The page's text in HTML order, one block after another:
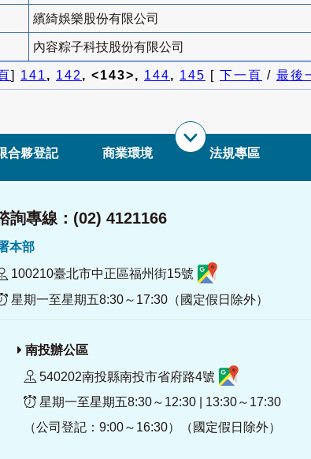
繽綺娛樂股份有限公司
內容粽子科技股份有限公司
] 141, 142, <143>, 144, 145 [ 下一頁 / 最後
合夥登記 商業環境 法規專區
詢專線：(02) 4121166
本部
100210臺北市中正區福州街15號
星期一至星期五8:30～17:30（國定假日除外）
南投辦公區
540202南投縣南投市省府路4號
星期一至星期五8:30～12:30 | 13:30～17:30
（公司登記：9:00～16:30）（國定假日除外）